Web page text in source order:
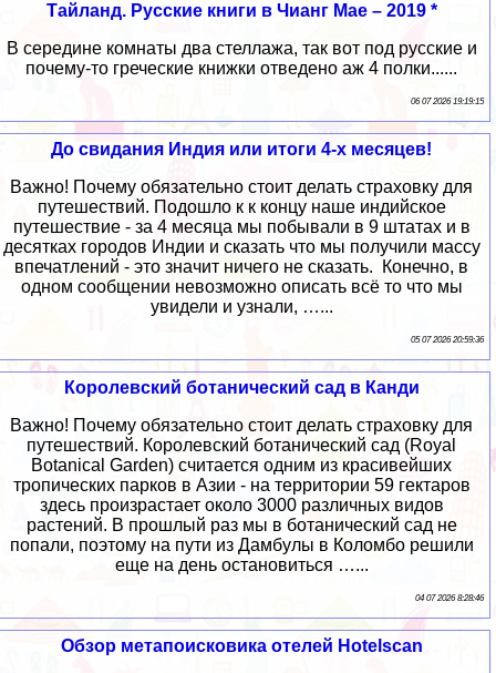
Тайланд. Русские книги в Чианг Мае – 2019 *
В середине комнаты два стеллажа, так вот под русские и
почему-то греческие книжки отведено аж 4 полки......
06 07 2026 19:19:15
До свидания Индия или итоги 4-х месяцев!
Важно! Почему обязательно стоит делать страховку для
путешествий. Подошло к к концу наше индийское
путешествие - за 4 месяца мы побывали в 9 штатах и в
десятках городов Индии и сказать что мы получили массу
впечатлений - это значит ничего не сказать. Конечно, в
одном сообщении невозможно описать всё то что мы
увидели и узнали, …...
05 07 2026 20:59:36
Королевский ботанический сад в Канди
Важно! Почему обязательно стоит делать страховку для
путешествий. Королевский ботанический сад (Royal
Botanical Garden) считается одним из красивейших
тропических парков в Азии - на территории 59 гектаров
здесь произрастает около 3000 различных видов
растений. В прошлый раз мы в ботанический сад не
попали, поэтому на пути из Дамбулы в Коломбо решили
еще на день остановиться …...
04 07 2026 8:28:46
Обзор метапоисковика отелей Hotelscan